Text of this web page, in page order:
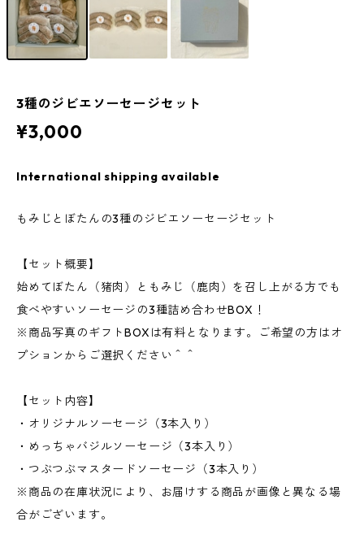
3種のジビエソーセージセット
¥3,000
International shipping available
もみじとぼたんの3種のジビエソーセージセット
【セット概要】
始めてぼたん（猪肉）ともみじ（鹿肉）を召し上がる方でも
食べやすいソーセージの3種詰め合わせBOX！
※商品写真のギフトBOXは有料となります。ご希望の方はオ
プションからご選択ください＾＾
【セット内容】
・オリジナルソーセージ（3本入り）
・めっちゃバジルソーセージ（3本入り）
・つぶつぶマスタードソーセージ（3本入り）
※商品の在庫状況により、お届けする商品が画像と異なる場
合がございます。